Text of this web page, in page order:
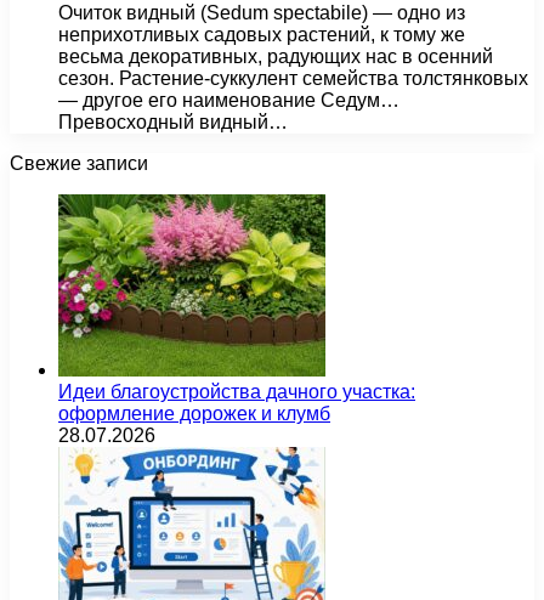
Очиток видный (Sedum spectabile) — одно из
неприхотливых садовых растений, к тому же
весьма декоративных, радующих нас в осенний
сезон. Растение-суккулент семейства толстянковых
— другое его наименование Седум…
Превосходный видный…
Свежие записи
Идеи благоустройства дачного участка:
оформление дорожек и клумб
28.07.2026